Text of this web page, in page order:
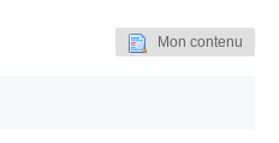
Mon contenu